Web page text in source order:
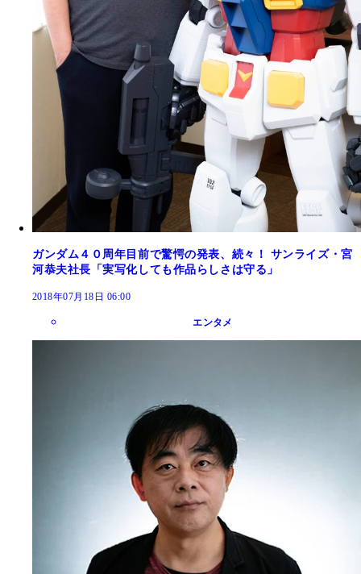
ガンダム４０周年目前で驚愕の発表、続々！ サンライズ・宮
河恭夫社長「実写化しても作品らしさは守る」
2018年07月18日 06:00
エンタメ